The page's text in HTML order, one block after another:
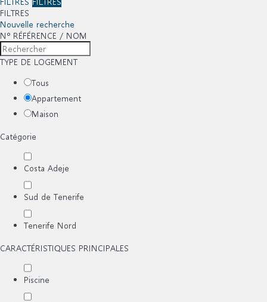
FILTRES
Nouvelle recherche
Nº RÉFÉRENCE / NOM
TYPE DE LOGEMENT
Tous
Appartement
Maison
Catégorie
Costa Adeje
Sud de Tenerife
Tenerife Nord
CARACTÉRISTIQUES PRINCIPALES
Piscine